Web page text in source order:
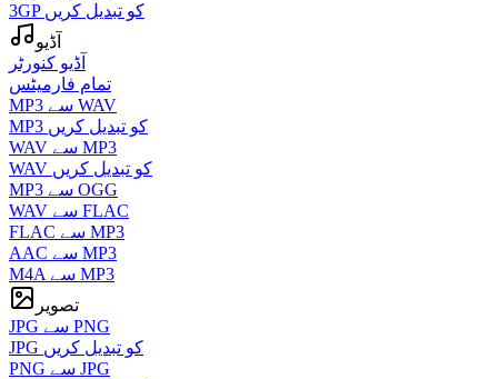
3GP کو تبدیل کریں
آڈیو
آڈیو کنورٹر
تمام فارمیٹس
MP3 سے WAV
MP3 کو تبدیل کریں
WAV سے MP3
WAV کو تبدیل کریں
MP3 سے OGG
WAV سے FLAC
FLAC سے MP3
AAC سے MP3
M4A سے MP3
تصویر
JPG سے PNG
JPG کو تبدیل کریں
PNG سے JPG